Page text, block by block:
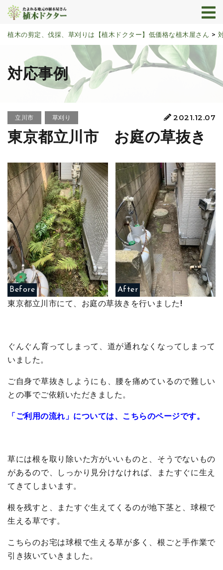
植木の剪定、伐採、草刈りは【植木ドクター】低価格な植木屋さん >
対応事例
立川市 草刈り 2021.12.07
東京都立川市 お庭の草抜き
Before After
東京都立川市にて、お庭の草抜きを行いました!
ぐんぐん育ってしまって、道が通れなくなってしまって
いました。
ご自身で草抜きしようにも、腰を痛めているので難しい
との事でご依頼いただきました。
「ご利用の流れ」については、こちらのページです。
草には根を取り除いた方がいいものと、そうでないもの
があるので、しっかり見分けなければ、またすぐに生え
てきてしまいます。
根を残すと、またすぐ生えてくるのが地下茎と、球根で
生える草です。
こちらのお宅は球根で生える草が多く、根ごと手作業で
引き抜いていきました。